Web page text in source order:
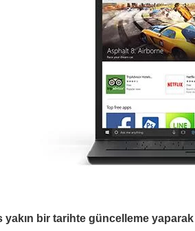
yakın bir tarihte güncelleme